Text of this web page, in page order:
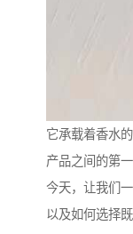
它承载着香水
产品之间的第一
今天，让我们
以及如何选择